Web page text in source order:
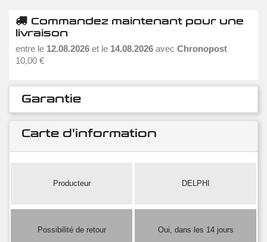
Commandez maintenant pour une
livraison
entre le 12.08.2026 et le 14.08.2026 avec Chronopost
10,00 €
Garantie
Carte d'information
Producteur DELPHI
Possibilité de retour Oui, dans les 14 jours